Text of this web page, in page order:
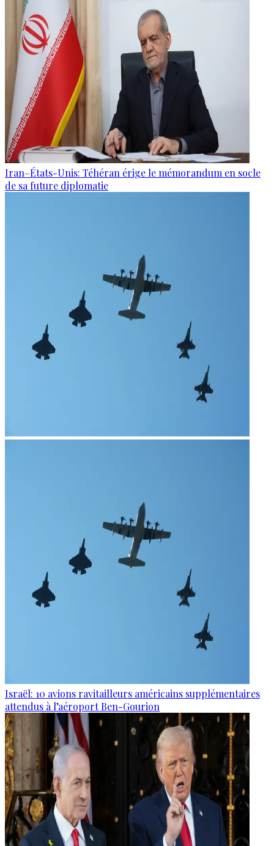
Iran–États-Unis: Téhéran érige le mémorandum en socle
de sa future diplomatie
Israël: 10 avions ravitailleurs américains supplémentaires
attendus à l’aéroport Ben-Gourion